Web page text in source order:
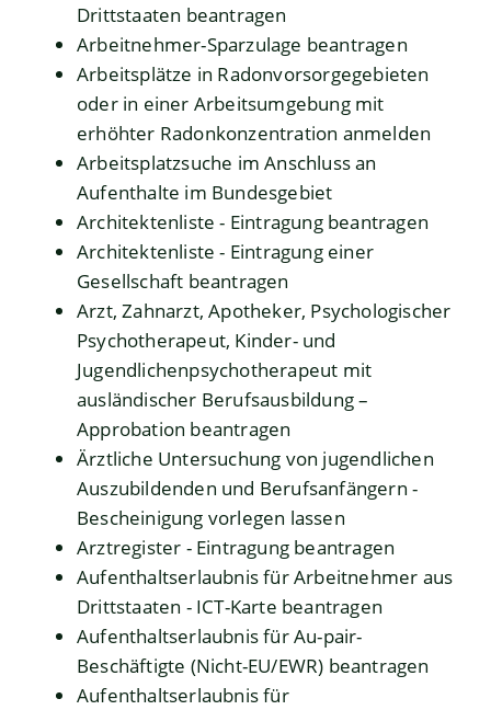
Drittstaaten beantragen
Arbeitnehmer-Sparzulage beantragen
Arbeitsplätze in Radonvorsorgegebieten
oder in einer Arbeitsumgebung mit
erhöhter Radonkonzentration anmelden
Arbeitsplatzsuche im Anschluss an
Aufenthalte im Bundesgebiet
Architektenliste - Eintragung beantragen
Architektenliste - Eintragung einer
Gesellschaft beantragen
Arzt, Zahnarzt, Apotheker, Psychologischer
Psychotherapeut, Kinder- und
Jugendlichenpsychotherapeut mit
ausländischer Berufsausbildung –
Approbation beantragen
Ärztliche Untersuchung von jugendlichen
Auszubildenden und Berufsanfängern -
Bescheinigung vorlegen lassen
Arztregister - Eintragung beantragen
Aufenthaltserlaubnis für Arbeitnehmer aus
Drittstaaten - ICT-Karte beantragen
Aufenthaltserlaubnis für Au-pair-
Beschäftigte (Nicht-EU/EWR) beantragen
Aufenthaltserlaubnis für